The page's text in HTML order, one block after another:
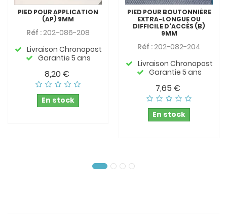
PIED POUR APPLICATION
(AP) 9MM
Réf :202-086-208
Livraison Chronopost
Garantie 5 ans
8,20 €
En stock
PIED POUR BOUTONNIÈRE
EXTRA-LONGUE OU
DIFFICILE D'ACCÈS (B)
9MM
Réf :202-082-204
Livraison Chronopost
Garantie 5 ans
7,65 €
En stock